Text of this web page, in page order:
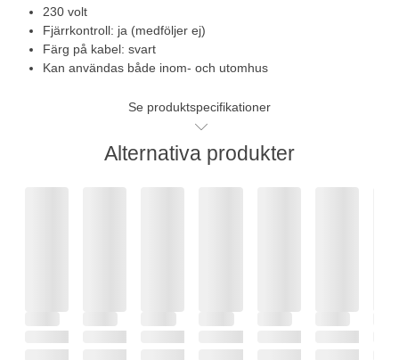
230 volt
Fjärrkontroll: ja (medföljer ej)
Färg på kabel: svart
Kan användas både inom- och utomhus
Se produktspecifikationer
Alternativa produkter